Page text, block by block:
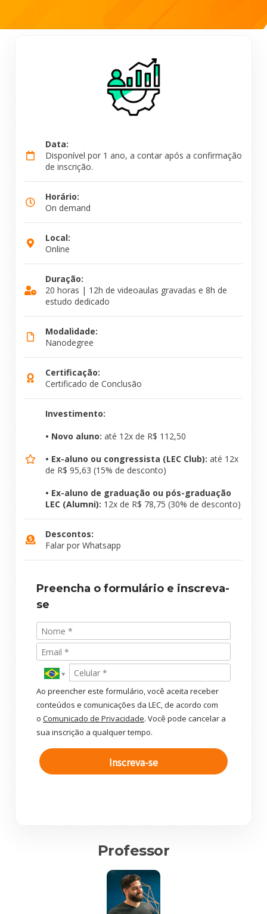
Data:
Disponível por 1 ano, a contar após a confirmação
de inscrição.
Horário:
On demand
Local:
Online
Duração:
20 horas | 12h de videoaulas gravadas e 8h de
estudo dedicado
Modalidade:
Nanodegree
Certificação:
Certificado de Conclusão
Investimento:
• Novo aluno: até 12x de R$ 112,50
• Ex-aluno ou congressista (LEC Club): até 12x
de R$ 95,63 (15% de desconto)
• Ex-aluno de graduação ou pós-graduação
LEC (Alumni): 12x de R$ 78,75 (30% de desconto)
Descontos:
Falar por Whatsapp
Preencha o formulário e inscreva-
se
Ao preencher este formulário, você aceita receber
conteúdos e comunicações da LEC, de acordo com
o Comunicado de Privacidade. Você pode cancelar a
sua inscrição a qualquer tempo.
Inscreva-se
Professor